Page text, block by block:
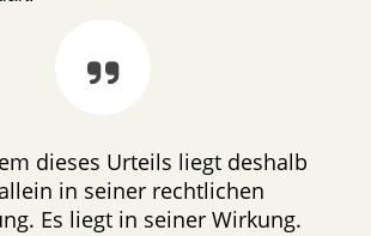
dieses Urteils liegt deshalb
in seiner rechtlichen
Es liegt in seiner Wirkung.